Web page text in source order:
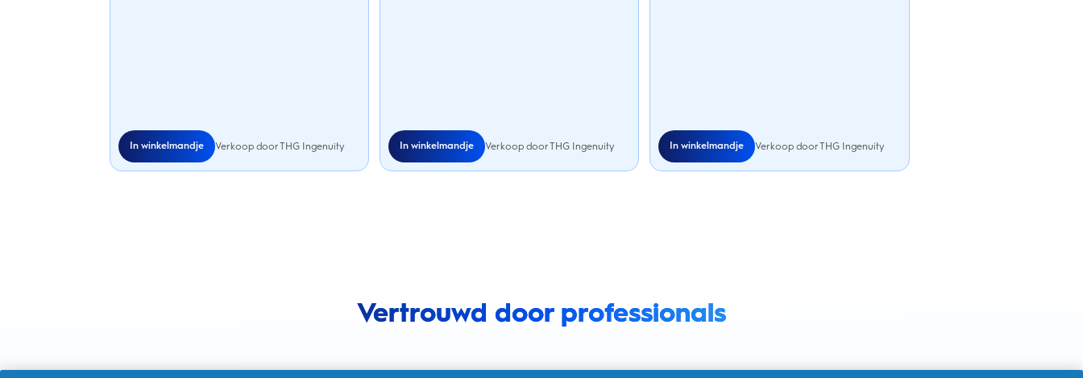
In winkelmandje Verkoop door THG Ingenuity In winkelmandje Verkoop door THG Ingenuity In winkelmandje Verkoop door THG Ingenuity
Vertrouwd door professionals